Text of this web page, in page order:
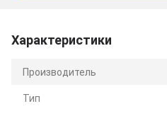
Характеристики
Производитель
Тип